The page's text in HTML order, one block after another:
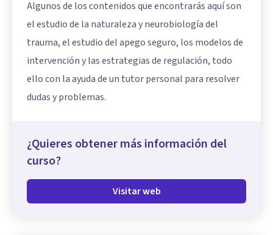
Algunos de los contenidos que encontrarás aquí son
el estudio de la naturaleza y neurobiología del
trauma, el estudio del apego seguro, los modelos de
intervención y las estrategias de regulación, todo
ello con la ayuda de un tutor personal para resolver
dudas y problemas.
¿Quieres obtener más información del
curso?
Visitar web